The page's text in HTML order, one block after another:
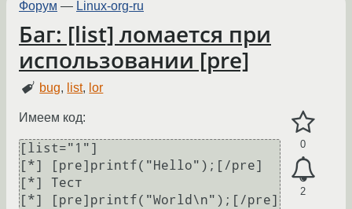
Форум — Linux-org-ru
Баг: [list] ломается при
использовании [pre]
bug, list, lor
0
2
Имеем код:
[list="1"]
[*] [pre]printf("Hello");[/pre]
[*] Тест
[*] [pre]printf("World\n");[/pre]